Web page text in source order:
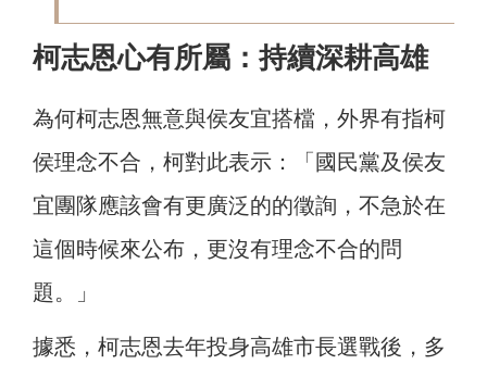
柯志恩心有所屬：持續深耕高雄
為何柯志恩無意與侯友宜搭檔，外界有指柯
侯理念不合，柯對此表示：「國民黨及侯友
宜團隊應該會有更廣泛的的徵詢，不急於在
這個時候來公布，更沒有理念不合的問
題。」
據悉，柯志恩去年投身高雄市長選戰後，多